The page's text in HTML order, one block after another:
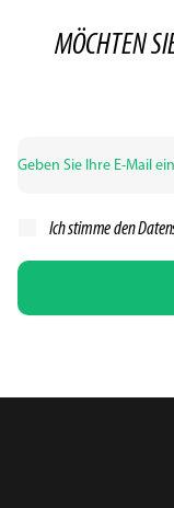
MÖCHTEN
Ich stimme den